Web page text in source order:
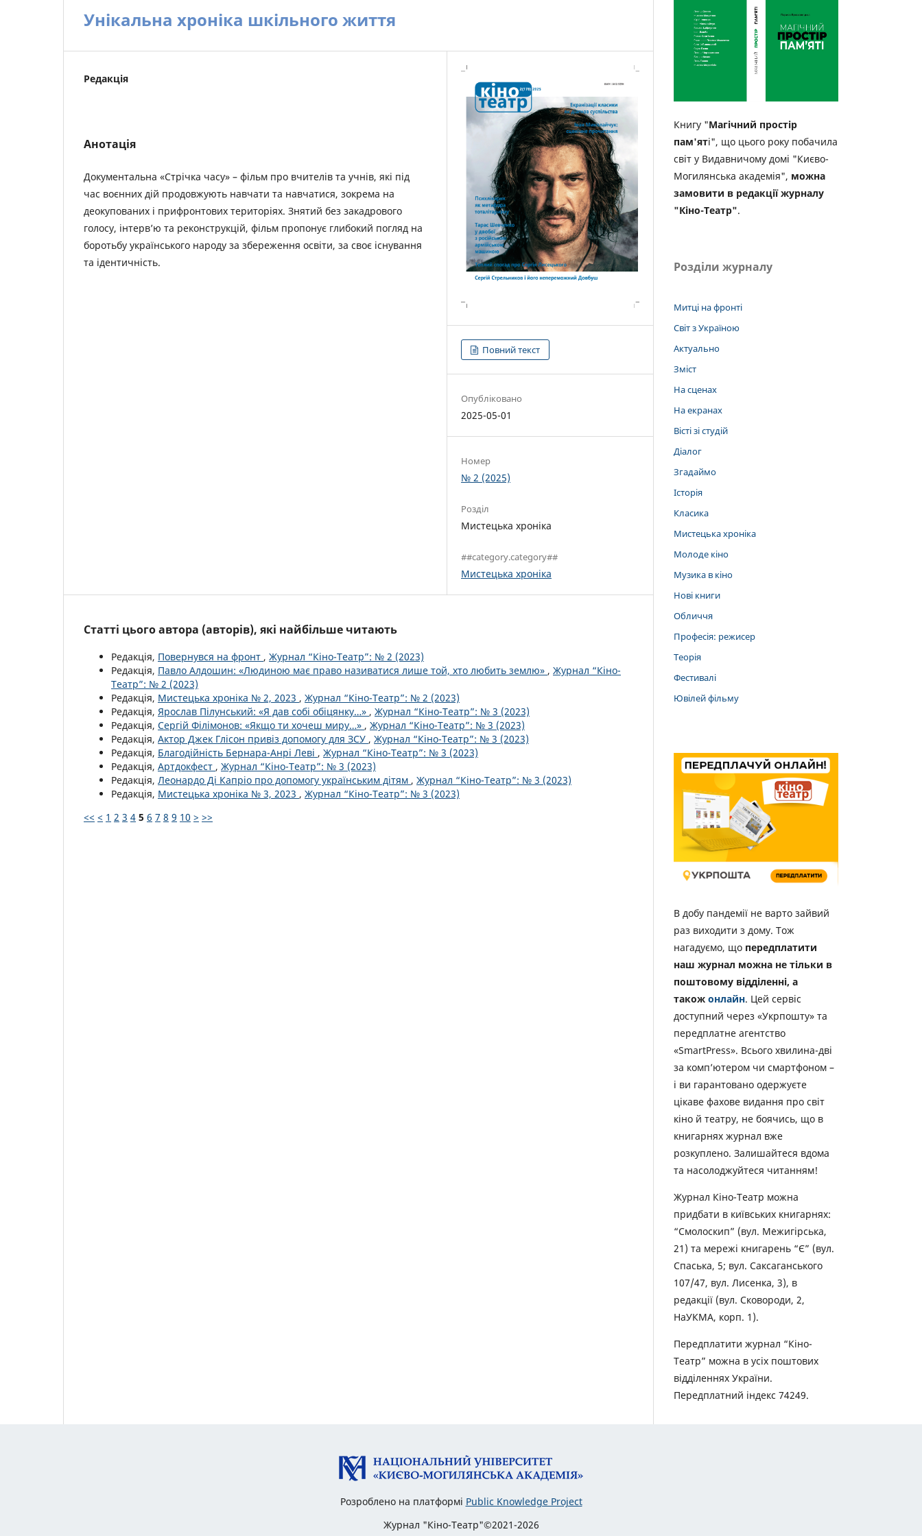
Унікальна хроніка шкільного життя
Редакція
Анотація
Документальна «Стрічка часу» – фільм про вчителів та учнів, які під
час воєнних дій продовжують навчати та навчатися, зокрема на
деокупованих і прифронтових територіях. Знятий без закадрового
голосу, інтерв’ю та реконструкцій, фільм пропонує глибокий погляд на
боротьбу українського народу за збереження освіти, за своє існування
та ідентичність.
Повний текст
Опубліковано
2025-05-01
Номер
№ 2 (2025)
Розділ
Мистецька хроніка
##category.category##
Мистецька хроніка
Статті цього автора (авторів), які найбільше читають
Редакція, Повернувся на фронт , Журнал “Кіно-Театр”: № 2 (2023)
Редакція, Павло Алдошин: «Людиною має право називатися лише той, хто любить землю» , Журнал “Кіно-
Театр”: № 2 (2023)
Редакція, Мистецька хроніка № 2, 2023 , Журнал “Кіно-Театр”: № 2 (2023)
Редакція, Ярослав Пілунський: «Я дав собі обіцянку…» , Журнал “Кіно-Театр”: № 3 (2023)
Редакція, Сергій Філімонов: «Якщо ти хочеш миру…» , Журнал “Кіно-Театр”: № 3 (2023)
Редакція, Актор Джек Глісон привіз допомогу для ЗСУ , Журнал “Кіно-Театр”: № 3 (2023)
Редакція, Благодійність Бернара-Анрі Леві , Журнал “Кіно-Театр”: № 3 (2023)
Редакція, Артдокфест , Журнал “Кіно-Театр”: № 3 (2023)
Редакція, Леонардо Ді Капріо про допомогу українським дітям , Журнал “Кіно-Театр”: № 3 (2023)
Редакція, Мистецька хроніка № 3, 2023 , Журнал “Кіно-Театр”: № 3 (2023)
<< < 1 2 3 4 5 6 7 8 9 10 > >>
Книгу "Магічний простір
пам'яті", що цього року побачила
світ у Видавничому домі "Києво-
Могилянська академія", можна
замовити в редакції журналу
"Кіно-Театр".
Розділи журналу
Митці на фронті
Світ з Україною
Актуально
Зміст
На сценах
На екранах
Вісті зі студій
Діалог
Згадаймо
Історія
Класика
Мистецька хроніка
Молоде кіно
Музика в кіно
Нові книги
Обличчя
Професія: режисер
Теорія
Фестивалі
Ювілей фільму
В добу пандемії не варто зайвий
раз виходити з дому. Тож
нагадуємо, що передплатити
наш журнал можна не тільки в
поштовому відділенні, а
також онлайн. Цей сервіс
доступний через «Укрпошту» та
передплатне агентство
«SmartPress». Всього хвилина-дві
за комп’ютером чи смартфоном –
і ви гарантовано одержуєте
цікаве фахове видання про світ
кіно й театру, не боячись, що в
книгарнях журнал вже
розкуплено. Залишайтеся вдома
та насолоджуйтеся читанням!
Журнал Кіно-Театр можна
придбати в київських книгарнях:
“Смолоскип” (вул. Межигірська,
21) та мережі книгарень “Є” (вул.
Спаська, 5; вул. Саксаганського
107/47, вул. Лисенка, 3), в
редакції (вул. Сковороди, 2,
НаУКМА, корп. 1).
Передплатити журнал “Кіно-
Театр” можна в усіх поштових
відділеннях України.
Передплатний індекс 74249.
Розроблено на платформі Public Knowledge Project
Журнал "Кіно-Театр"©2021-2026